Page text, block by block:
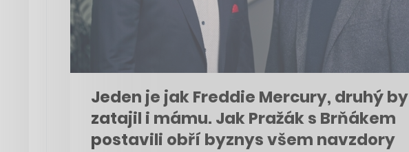
Jeden je jak Freddie Mercury, druhý by
zatajil i mámu. Jak Pražák s Brňákem
postavili obří byznys všem navzdory